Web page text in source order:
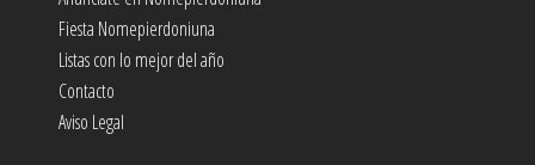
Fiesta Nomepierdoniuna
Listas con lo mejor del año
Contacto
Aviso Legal